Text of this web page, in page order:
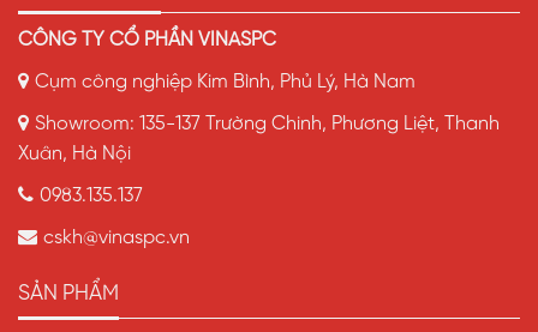
CÔNG TY CỔ PHẦN VINASPC
Cụm công nghiệp Kim Bình, Phủ Lý, Hà Nam
Showroom: 135-137 Trường Chinh, Phương Liệt, Thanh
Xuân, Hà Nội
0983.135.137
cskh@vinaspc.vn
SẢN PHẨM